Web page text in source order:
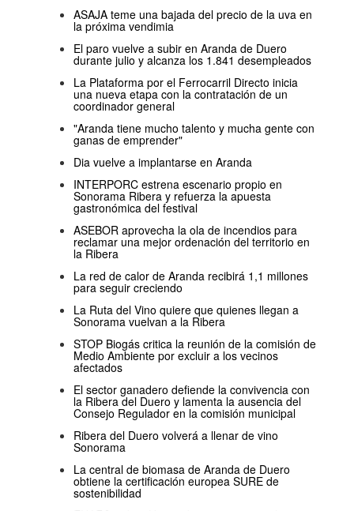
ASAJA teme una bajada del precio de la uva en
la próxima vendimia
El paro vuelve a subir en Aranda de Duero
durante julio y alcanza los 1.841 desempleados
La Plataforma por el Ferrocarril Directo inicia
una nueva etapa con la contratación de un
coordinador general
"Aranda tiene mucho talento y mucha gente con
ganas de emprender"
Dia vuelve a implantarse en Aranda
INTERPORC estrena escenario propio en
Sonorama Ribera y refuerza la apuesta
gastronómica del festival
ASEBOR aprovecha la ola de incendios para
reclamar una mejor ordenación del territorio en
la Ribera
La red de calor de Aranda recibirá 1,1 millones
para seguir creciendo
La Ruta del Vino quiere que quienes llegan a
Sonorama vuelvan a la Ribera
STOP Biogás critica la reunión de la comisión de
Medio Ambiente por excluir a los vecinos
afectados
El sector ganadero defiende la convivencia con
la Ribera del Duero y lamenta la ausencia del
Consejo Regulador en la comisión municipal
Ribera del Duero volverá a llenar de vino
Sonorama
La central de biomasa de Aranda de Duero
obtiene la certificación europea SURE de
sostenibilidad